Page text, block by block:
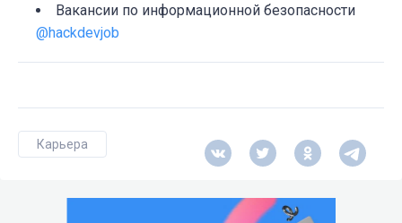
Вакансии по информационной безопасности
@hackdevjob
Карьера